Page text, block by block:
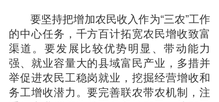
要坚持把增加农民收入作为“三农”工作
的中心任务，千方百计拓宽农民增收致富
渠道。要发展比较优势明显、带动能力
强、就业容量大的县域富民产业，多措并
举促进农民工稳岗就业，挖掘经营增收和
务工增收潜力。要完善联农带农机制，注